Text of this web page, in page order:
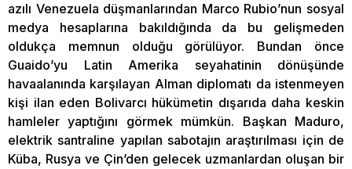
azılı Venezuela düşmanlarından Marco Rubio’nun sosyal
medya hesaplarına bakıldığında da bu gelişmeden
oldukça memnun olduğu görülüyor. Bundan önce
Guaido’yu Latin Amerika seyahatinin dönüşünde
havaalanında karşılayan Alman diplomatı da istenmeyen
kişi ilan eden Bolivarcı hükümetin dışarıda daha keskin
hamleler yaptığını görmek mümkün. Başkan Maduro,
elektrik santraline yapılan sabotajın araştırılması için de
Küba, Rusya ve Çin’den gelecek uzmanlardan oluşan bir